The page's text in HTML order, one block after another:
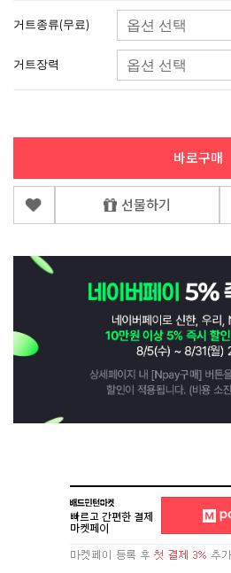
거트종류(무료)
거트장력
바로구매
선물하기